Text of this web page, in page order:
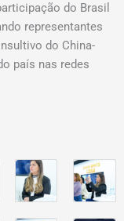
do Brasil
representantes
do China-
país nas redes